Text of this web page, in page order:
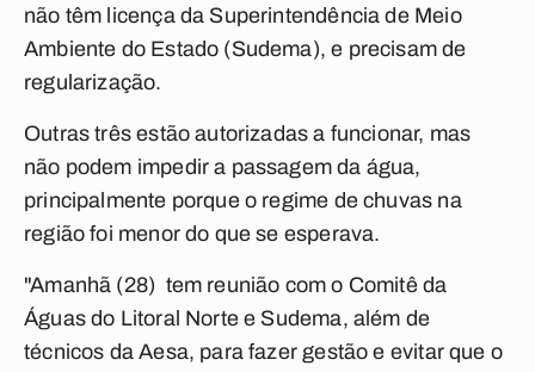
não têm licença da Superintendência de Meio
Ambiente do Estado (Sudema), e precisam de
regularização.
Outras três estão autorizadas a funcionar, mas
não podem impedir a passagem da água,
principalmente porque o regime de chuvas na
região foi menor do que se esperava.
"Amanhã (28) tem reunião com o Comitê da
Águas do Litoral Norte e Sudema, além de
técnicos da Aesa, para fazer gestão e evitar que o